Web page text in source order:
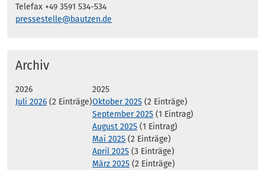
Telefax +49 3591 534-534
pressestelle@bautzen.de
Archiv
2026
Juli 2026 (2 Einträge)
2025
Oktober 2025 (2 Einträge)
September 2025 (1 Eintrag)
August 2025 (1 Eintrag)
Mai 2025 (2 Einträge)
April 2025 (3 Einträge)
März 2025 (2 Einträge)